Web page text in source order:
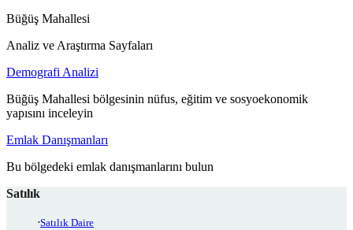
Büğüş Mahallesi
Analiz ve Araştırma Sayfaları
Demografi Analizi
Büğüş Mahallesi bölgesinin nüfus, eğitim ve sosyoekonomik
yapısını inceleyin
Emlak Danışmanları
Bu bölgedeki emlak danışmanlarını bulun
Satılık
Satılık Daire